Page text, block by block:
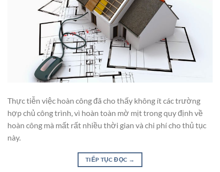
Thực tiễn việc hoàn công đã cho thấy không ít các trường
hợp chủ công trình, vì hoàn toàn mờ mịt trong quy định về
hoàn công mà mất rất nhiều thời gian và chi phí cho thủ tục
này.
TIẾP TỤC ĐỌC →